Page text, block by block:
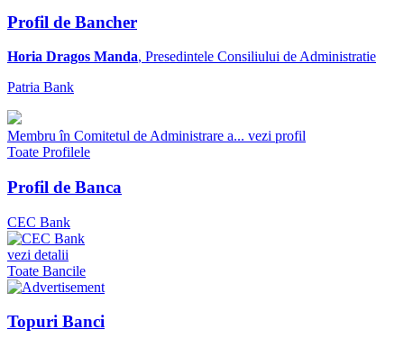
Profil de Bancher
Horia Dragos Manda, Presedintele Consiliului de Administratie
Patria Bank
Membru în Comitetul de Administrare a... vezi profil
Toate Profilele
Profil de Banca
CEC Bank
vezi detalii
Toate Bancile
Topuri Banci